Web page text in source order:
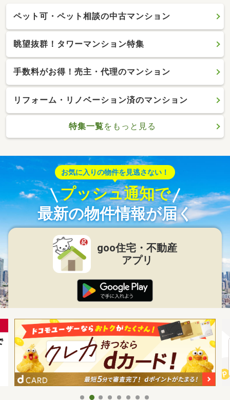
ペット可・ペット相談の中古マンション
眺望抜群！タワーマンション特集
手数料がお得！売主・代理のマンション
リフォーム・リノベーション済のマンション
特集一覧をもっと見る
お気に入りの物件を見逃さない！
プッシュ通知で
最新の物件情報が届く
goo住宅・不動産
アプリ